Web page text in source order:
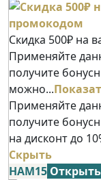
Скидка 500₽ на
Применяйте
получите
можно...
Применяйте
получите
на дисконт до
Скрыть
НАМ15